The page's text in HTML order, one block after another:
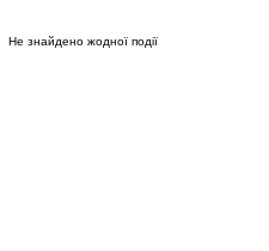
Не знайдено жодної події